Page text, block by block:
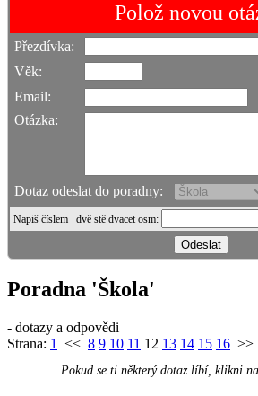
Polož novou
Přezdívka:
Věk:
Email:
Otázka:
Dotaz odeslat do poradny:
Napiš číslem dvě stě dvacet osm:
Poradna 'Škola'
- dotazy a odpovědi
Strana: 1 << 8 9 10 11 12 13 14 15 16 >>
Pokud se ti některý dotaz líbí, klikni